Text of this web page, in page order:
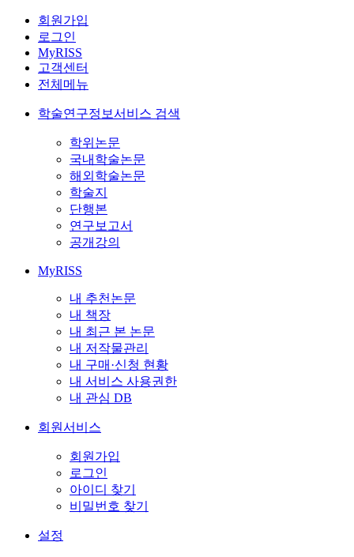
회원가입
로그인
MyRISS
고객센터
전체메뉴
학술연구정보서비스 검색
학위논문
국내학술논문
해외학술논문
학술지
단행본
연구보고서
공개강의
MyRISS
내 추천논문
내 책장
내 최근 본 논문
내 저작물관리
내 구매·신청 현황
내 서비스 사용권한
내 관심 DB
회원서비스
회원가입
로그인
아이디 찾기
비밀번호 찾기
설정